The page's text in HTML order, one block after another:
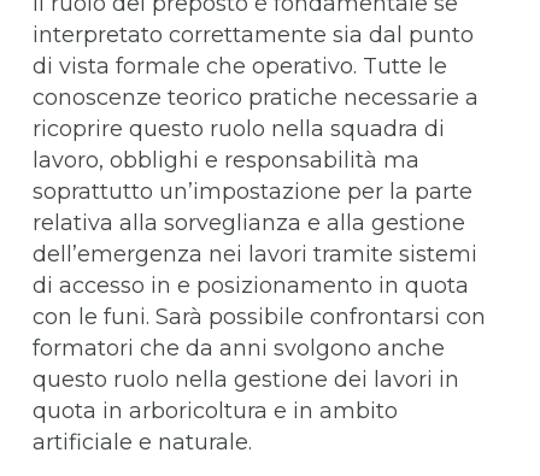
interpretato correttamente sia dal punto
di vista formale che operativo. Tutte le
conoscenze teorico pratiche necessarie a
ricoprire questo ruolo nella squadra di
lavoro, obblighi e responsabilità ma
soprattutto un’impostazione per la parte
relativa alla sorveglianza e alla gestione
dell’emergenza nei lavori tramite sistemi
di accesso in e posizionamento in quota
con le funi. Sarà possibile confrontarsi con
formatori che da anni svolgono anche
questo ruolo nella gestione dei lavori in
quota in arboricoltura e in ambito
artificiale e naturale.